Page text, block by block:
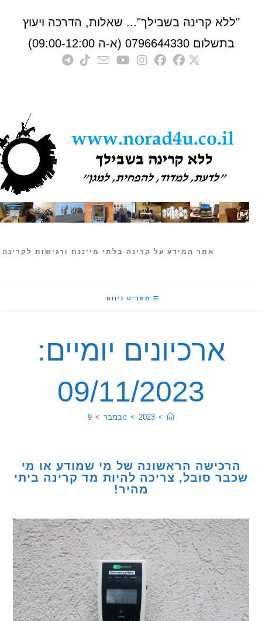
קרינה בשבילך"... שאלות, הדרכה ויעוץ
0796644330 (א-ה 09:00-12:00)
אתר המידע על קרינה בלתי מייננת ורגישות לקרינה
תפריט ניווט
ארכיונים יומיים:
09/11/2023
2023
> נובמבר >
9
הראשונה של מי שמודע או מי
סובל, צריכה להיות מד קרינה ביתי
מהיר!